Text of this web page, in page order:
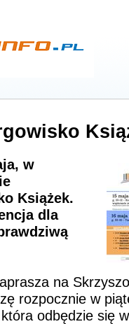
w
Książek.
dla
na
rozpocznie w
odbędzie się